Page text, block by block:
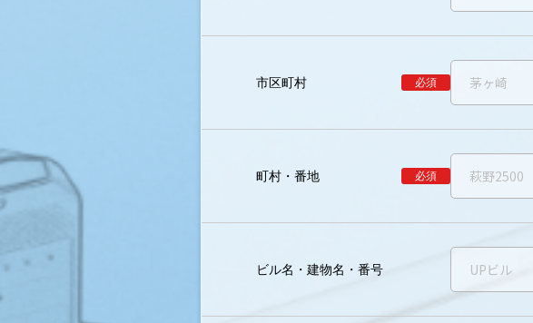
市区町村 必須
町村・番地 必須
ビル名・建物名・番号